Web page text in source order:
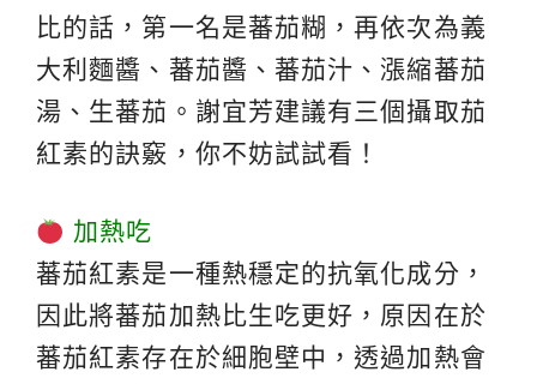
比的話，第一名是蕃茄糊，再依次為義
大利麵醬、蕃茄醬、蕃茄汁、漲縮蕃茄
湯、生蕃茄。謝宜芳建議有三個攝取茄
紅素的訣竅，你不妨試試看！
加熱吃
蕃茄紅素是一種熱穩定的抗氧化成分，
因此將蕃茄加熱比生吃更好，原因在於
蕃茄紅素存在於細胞壁中，透過加熱會